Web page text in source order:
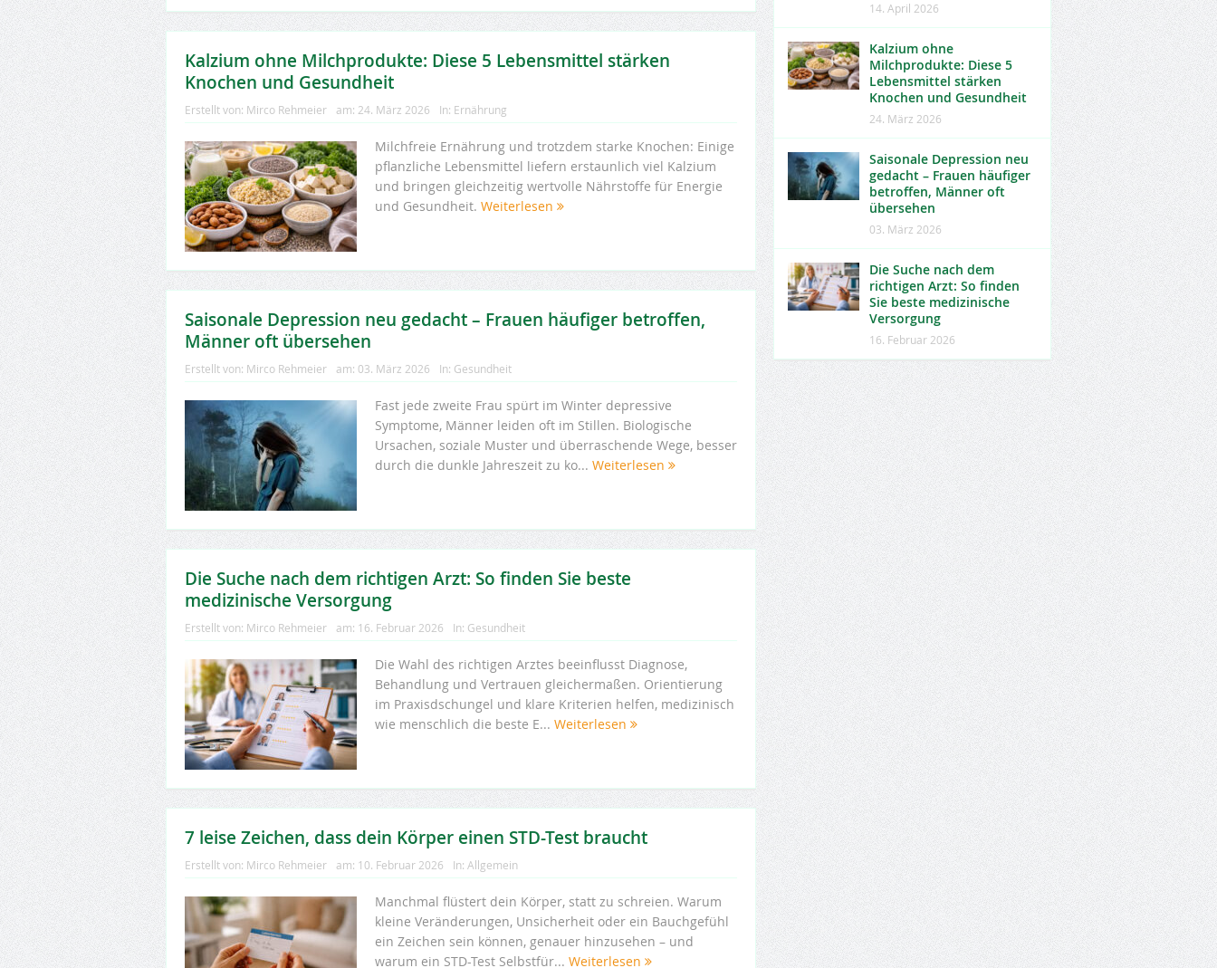
Kalzium ohne Milchprodukte: Diese 5 Lebensmittel stärken
Knochen und Gesundheit
Erstellt von: Mirco Rehmeier am: 24. März 2026 In: Ernährung
Milchfreie Ernährung und trotzdem starke Knochen: Einige
pflanzliche Lebensmittel liefern erstaunlich viel Kalzium
und bringen gleichzeitig wertvolle Nährstoffe für Energie
und Gesundheit. Weiterlesen
Saisonale Depression neu gedacht – Frauen häufiger betroffen,
Männer oft übersehen
Erstellt von: Mirco Rehmeier am: 03. März 2026 In: Gesundheit
Fast jede zweite Frau spürt im Winter depressive
Symptome, Männer leiden oft im Stillen. Biologische
Ursachen, soziale Muster und überraschende Wege, besser
durch die dunkle Jahreszeit zu ko... Weiterlesen
Die Suche nach dem richtigen Arzt: So finden Sie beste
medizinische Versorgung
Erstellt von: Mirco Rehmeier am: 16. Februar 2026 In: Gesundheit
Die Wahl des richtigen Arztes beeinflusst Diagnose,
Behandlung und Vertrauen gleichermaßen. Orientierung
im Praxisdschungel und klare Kriterien helfen, medizinisch
wie menschlich die beste E... Weiterlesen
7 leise Zeichen, dass dein Körper einen STD-Test braucht
Erstellt von: Mirco Rehmeier am: 10. Februar 2026 In: Allgemein
Manchmal flüstert dein Körper, statt zu schreien. Warum
kleine Veränderungen, Unsicherheit oder ein Bauchgefühl
ein Zeichen sein können, genauer hinzusehen – und
warum ein STD-Test Selbstfür... Weiterlesen
14. April 2026
Kalzium ohne
Milchprodukte: Diese 5
Lebensmittel stärken
Knochen und Gesundheit
24. März 2026
Saisonale Depression neu
gedacht – Frauen häufiger
betroffen, Männer oft
übersehen
03. März 2026
Die Suche nach dem
richtigen Arzt: So finden
Sie beste medizinische
Versorgung
16. Februar 2026